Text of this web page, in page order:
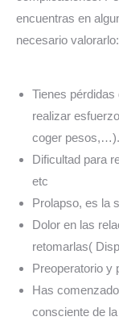
encuentras en
necesario valorarlo:
Tienes
realizar
coger pesos,…).
Dificultad para
etc
Prolapso, es la
Dolor en las
retomarlas(
Preoperatorio y
Has
consciente de